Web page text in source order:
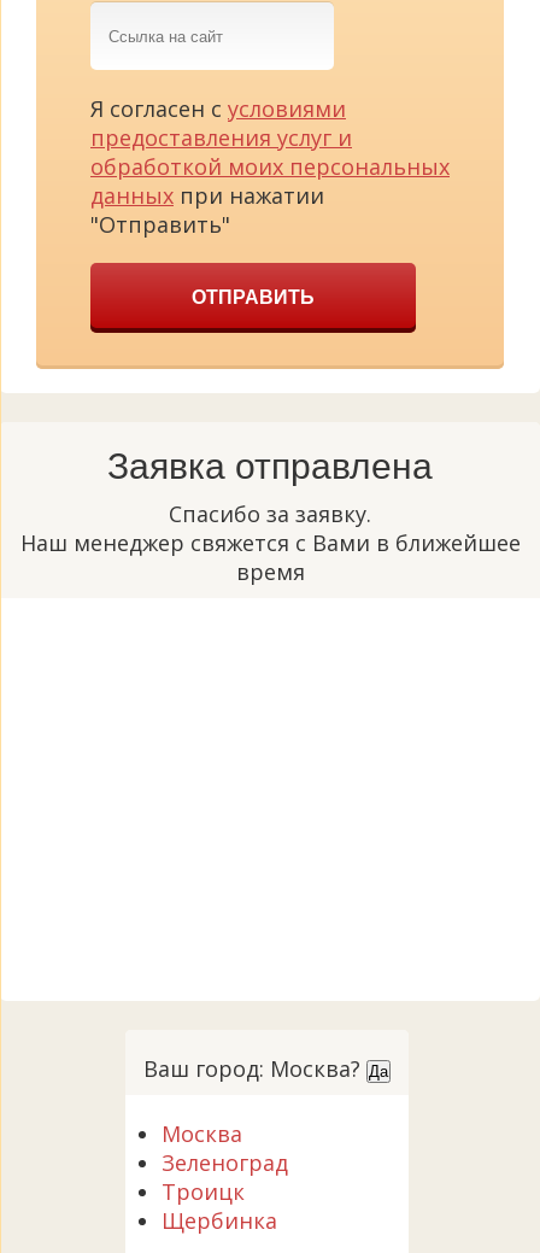
Ссылка
на
сайт
Я согласен с условиями
предоставления услуг и
обработкой моих персональных
данных при нажатии
"Отправить"
ОТПРАВИТЬ
Заявка отправлена
Спасибо за заявку.
Наш менеджер свяжется с Вами в ближейшее
время
Ваш город: Москва? Да
Москва
Зеленоград
Троицк
Щербинка